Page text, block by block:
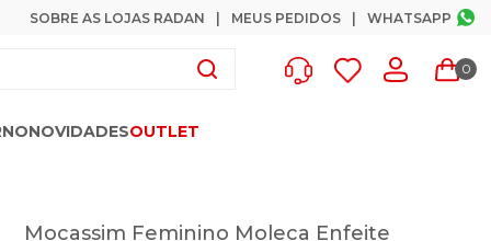
SOBRE AS LOJAS RADAN MEUS PEDIDOS WHATSAPP
0
NOVIDADESOUTLET
Mocassim Feminino Moleca Enfeite